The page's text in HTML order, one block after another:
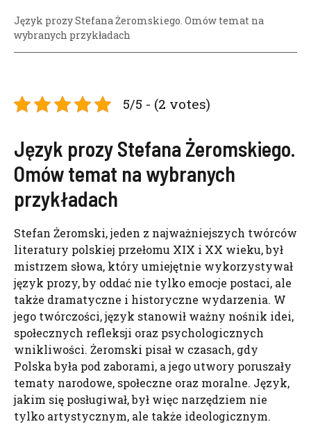
Język prozy Stefana Żeromskiego. Omów temat na
wybranych przykładach
5/5 - (2 votes)
Język prozy Stefana Żeromskiego.
Omów temat na wybranych
przykładach
Stefan Żeromski, jeden z najważniejszych twórców
literatury polskiej przełomu XIX i XX wieku, był
mistrzem słowa, który umiejętnie wykorzystywał
język prozy, by oddać nie tylko emocje postaci, ale
także dramatyczne i historyczne wydarzenia. W
jego twórczości, język stanowił ważny nośnik idei,
społecznych refleksji oraz psychologicznych
wnikliwości. Żeromski pisał w czasach, gdy
Polska była pod zaborami, a jego utwory poruszały
tematy narodowe, społeczne oraz moralne. Język,
jakim się posługiwał, był więc narzędziem nie
tylko artystycznym, ale także ideologicznym.